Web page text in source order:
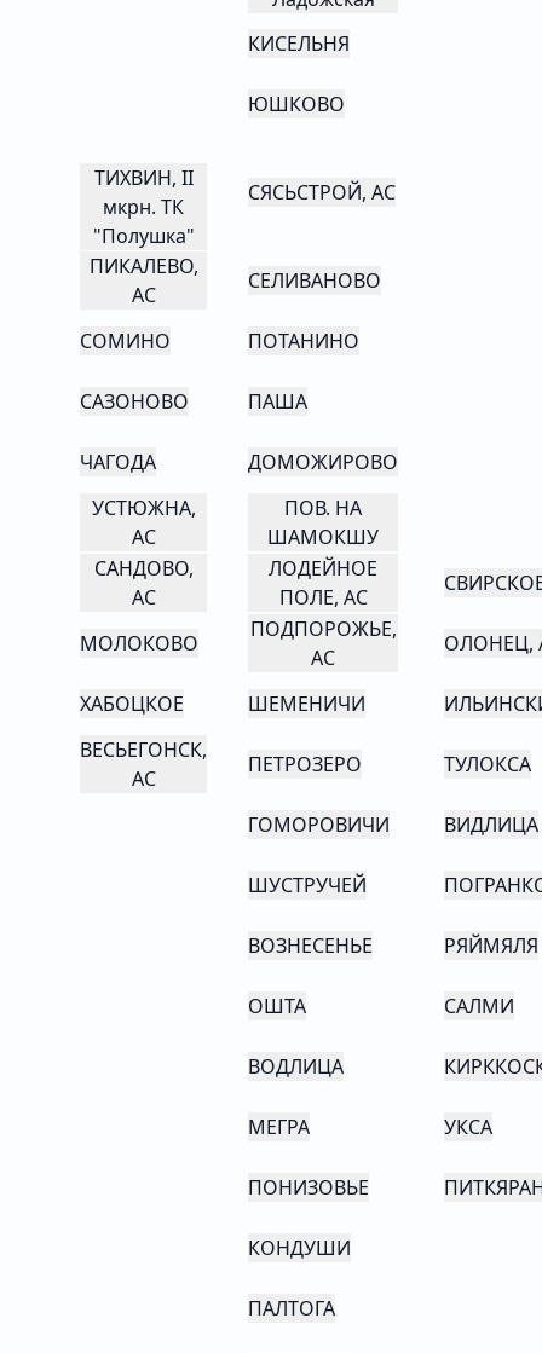
КИСЕЛЬНЯ
ЮШКОВО
ТИХВИН, II
мкрн. ТК
"Полушка"
СЯСЬСТРОЙ, АС
ПИКАЛЕВО,
АС
СЕЛИВАНОВО
СОМИНО ПОТАНИНО
САЗОНОВО ПАША
ЧАГОДА
ДОМОЖИРОВО
УСТЮЖНА,
АС
ПОВ. НА
ШАМОКШУ
САНДОВО,
АС
ЛОДЕЙНОЕ
ПОЛЕ, АС
МОЛОКОВО
ПОДПОРОЖЬЕ,
АС
ОЛОНЕЦ,
ХАБОЦКОЕ ШЕМЕНИЧИ
ВЕСЬЕГОНСК,
АС
ПЕТРОЗЕРО ТУЛОКСА
ГОМОРОВИЧИ ВИДЛИЦА
ШУСТРУЧЕЙ
ВОЗНЕСЕНЬЕ РЯЙМЯЛЯ
ОШТА САЛМИ
ВОДЛИЦА
МЕГРА УКСА
ПОНИЗОВЬЕ
КОНДУШИ
ПАЛТОГА